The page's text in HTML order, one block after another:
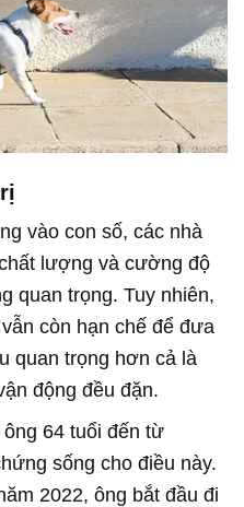
vào con số, các nhà
lượng và cường độ
quan trọng. Tuy nhiên,
còn hạn chế để đưa
quan trọng hơn cả là
động đều đặn.
64 tuổi đến từ
sống cho điều này.
2022, ông bắt đầu đi